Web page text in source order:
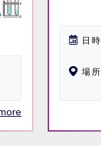
日時
場所